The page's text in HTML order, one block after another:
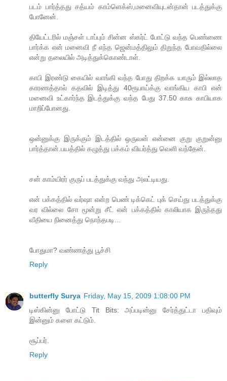
படம் பார்த்தது சத்யம் காம்ளெக்ஸ்,மனைவியுடன்தான் படத்துக்கு
போனேன்.
தியேட்டரில் மஞ்சள் டாப்பும் சின்ன ஸ்கர்ட் போட்டு வந்த பெண்ணை
பார்க்க என் மனைவி நீ எந்த ஜென்மத்திலும் திறுந்த போவதில்லை
என்று தலையில் அடித்துக்கொண்டாள்.
காபி இரண்டு கையில் வாங்கி வந்த போது திறக்க யாரும் இல்லாத
காரணத்தால் கதவில் இடித்து 40ரூபாய்க்கு வாங்கிய காபி என்
மனைவி உட்கார்ந்த இடத்துக்கு வந்த பேது 37.50 காசு காபியாக
மாறிப்போனது.
ஒன்னுக்கு இருக்கும் இடத்தில் ஒருவன் என்னை குறு குறுன்னு
பார்த்தான்.பயத்தில் கழுத்து பக்கம் வியர்த்து வெளி வந்தேன்.
சன் காம்யிரர் குருப் படத்துக்கு வந்து அலட்டியது.
என் பக்கத்தில் வர்ஷா என்ற பெண் டிக்கெட் புக் செய்து படத்துக்கு
வர வில்லை சோ மூன்று சீட் என் பக்கத்தில் காலியாக இருந்தது
வீதியை நினைத்து நொந்தபடி...
போதுமா? வண்ணத்து பூச்சி
Reply
butterfly Surya Friday, May 15, 2009 1:08:00 PM
டிஸ்கின்னு போட்டு Tit Bits: அப்படின்னு சேர்த்துட்டா பதிவும்
இன்னும் களை கட்டும்.
சூப்பர்.
Reply